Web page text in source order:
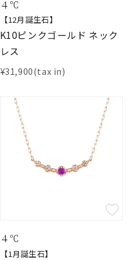
４℃
【12月誕生石】
K10ピンクゴールド ネック
レス
¥31,900(tax in)
４℃
【1月誕生石】